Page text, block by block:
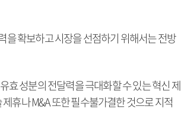
을 확보하고 시장을 선점하기 위해서는 전방
효 성분의 전달력을 극대화할 수 있는 혁신 제
휴나 M&A 또한 필수불가결한 것으로 지적